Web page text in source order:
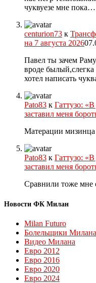
чуквуезе мне пока…
centurion73 к
на 7 августа 2026
Павел ты зачем
вроде
хотел написать
Pato83 к Гаттузо: «В
заставил меня
Матерации мизинца
Pato83 к Гаттузо: «В
заставил меня
Сравнили тоже мне
Новости ФК Милан
Milan Futuro
Болельщики Милана
Видео Милана
Евро 2012
Евро 2016
Евро 2020
Евро 2024